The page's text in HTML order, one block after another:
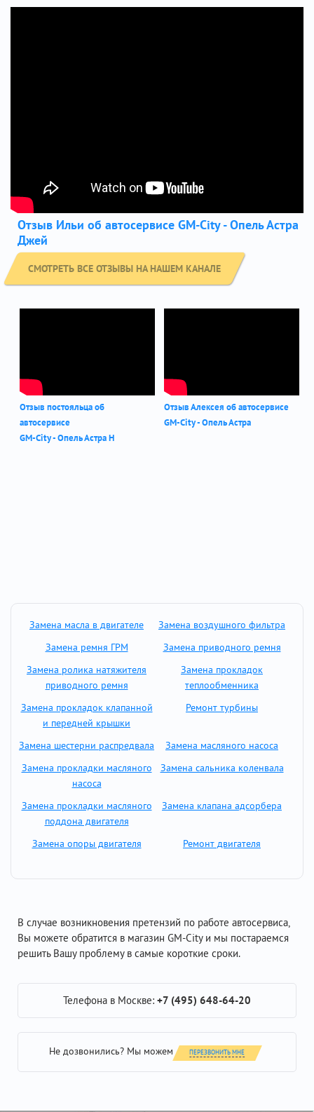
Отзыв Ильи об автосервисе GM-City - Опель Астра
Джей
СМОТРЕТЬ ВСЕ ОТЗЫВЫ НА НАШЕМ КАНАЛЕ
Отзыв постояльца об
автосервисе
GM-City - Опель Астра Н
Отзыв Алексея об автосервисе
GM-City - Опель Астра
Замена масла в двигателе
Замена воздушного фильтра
Замена ремня ГРМ
Замена приводного ремня
Замена ролика натяжителя
приводного ремня
Замена прокладок
теплообменника
Замена прокладок клапанной
и передней крышки
Ремонт турбины
Замена шестерни распредвала
Замена масляного насоса
Замена прокладки масляного
насоса
Замена сальника коленвала
Замена прокладки масляного
поддона двигателя
Замена клапана адсорбера
Замена опоры двигателя Ремонт двигателя
В случае возникновения претензий по работе автосервиса,
Вы можете обратится в магазин GM-City и мы постараемся
решить Вашу проблему в самые короткие сроки.
Телефона в Москве: +7 (495) 648-64-20
Не дозвонились? Мы можем ПЕРЕЗВОНИТЬ МНЕ